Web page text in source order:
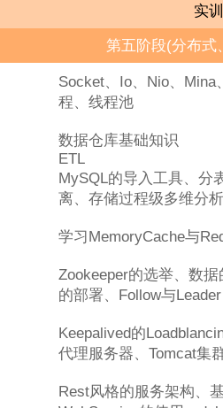
实
第五阶段(分布式
Socket、Io、Nio、Mina
程、线程池
数据仓库基础知识
ETL
MySQL的导入工具、分
离、存储过程级多维分析
学习MemoryCache与
Zookeeper的选举、数
的部署、Follow与Leader
Keepalived的
代理服务器、Tomcat集
Rest风格的服务架构、